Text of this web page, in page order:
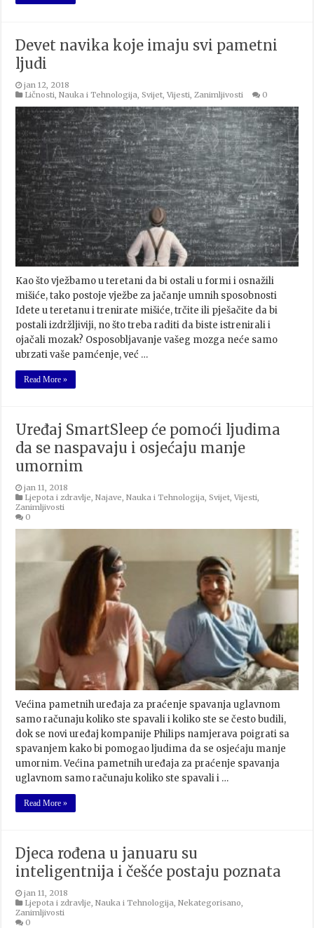
Devet navika koje imaju svi pametni
ljudi
jan 12, 2018
Ličnosti,Nauka i Tehnologija,Svijet,Vijesti,Zanimljivosti 0
Kao što vježbamo u teretani da bi ostali u formi i osnažili
mišiće, tako postoje vježbe za jačanje umnih sposobnosti
Idete u teretanu i trenirate mišiće, trčite ili pješačite da bi
postali izdržljiviji, no što treba raditi da biste istrenirali i
ojačali mozak? Osposobljavanje vašeg mozga neće samo
ubrzati vaše pamćenje, već …
Read More »
Uređaj SmartSleep će pomoći ljudima
da se naspavaju i osjećaju manje
umornim
jan 11, 2018
Ljepota i zdravlje ,Najave ,Nauka i Tehnologija ,Svijet ,Vijesti
Zanimljivosti
0
Većina pametnih uređaja za praćenje spavanja uglavnom
samo računaju koliko ste spavali i koliko ste se često budili,
dok se novi uređaj kompanije Philips namjerava poigrati sa
spavanjem kako bi pomogao ljudima da se osjećaju manje
umornim. Većina pametnih uređaja za praćenje spavanja
uglavnom samo računaju koliko ste spavali i …
Read More »
Djeca rođena u januaru su
inteligentnija i češće postaju poznata
jan 11, 2018
Ljepota i zdravlje ,Nauka i Tehnologija ,Nekategorisano
Zanimljivosti
0